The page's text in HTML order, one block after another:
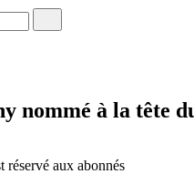
nommé à la tête
réservé aux abonnés